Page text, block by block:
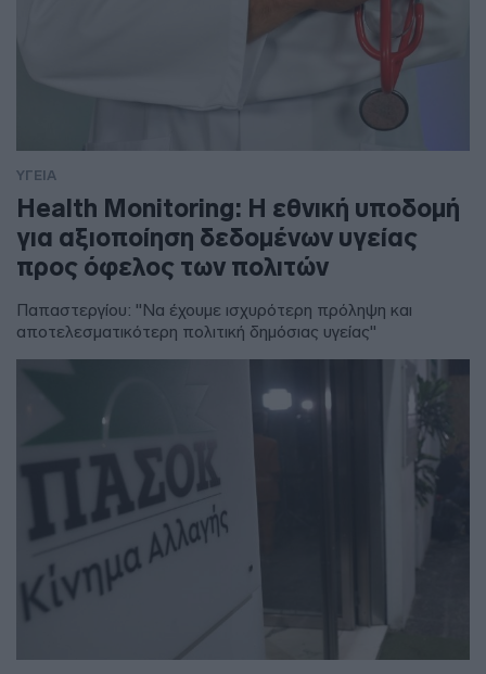
ΥΓΕΙΑ
Health Monitoring: Η εθνική υποδομή
για αξιοποίηση δεδομένων υγείας
προς όφελος των πολιτών
Παπαστεργίου: "Να έχουμε ισχυρότερη πρόληψη και
αποτελεσματικότερη πολιτική δημόσιας υγείας"